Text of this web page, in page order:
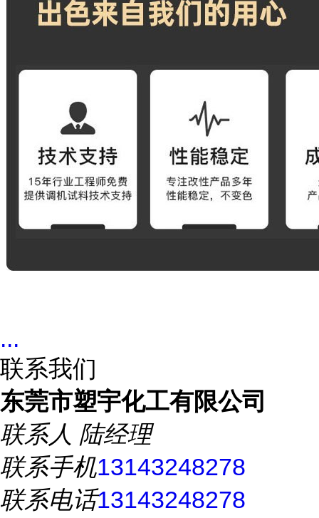
...
联系我们
东莞市塑宇化工有限公司
联系人 陆经理
联系手机13143248278
联系电话13143248278